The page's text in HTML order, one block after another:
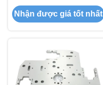
với xử lý bề mặt tùy
chỉnh và lựa chọn vật
Nhận được giá tốt nhất